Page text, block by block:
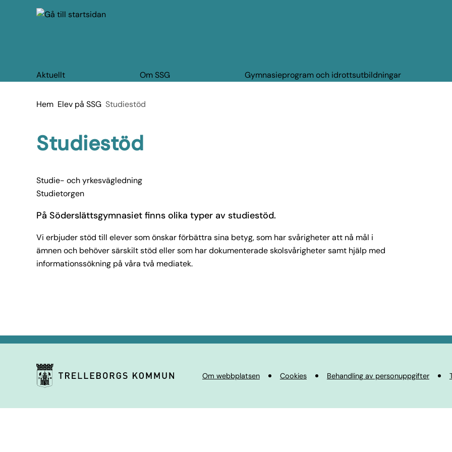
till innehåll
till huvudmeny
Aktuellt Om SSG Gymnasieprogram och idrottsutbildningar
Du är här:
Hem Elev på SSG Studiestöd
Studiestöd
Studie- och yrkesvägledning
Studietorgen
På Söderslättsgymnasiet finns olika typer av studiestöd.
Vi erbjuder stöd till elever som önskar förbättra sina betyg, som har svårigheter att nå mål i
ämnen och behöver särskilt stöd eller som har dokumenterade skolsvårigheter samt hjälp med
informationssökning på våra två mediatek.
Om webbplatsen Cookies Behandling av personuppgifter